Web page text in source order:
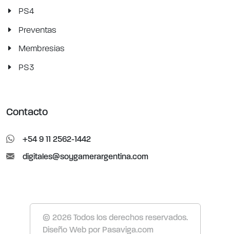
PS4
Preventas
Membresias
PS3
Contacto
+54 9 11 2562-1442
digitales@soygamerargentina.com
© 2026 Todos los derechos reservados.
Diseño Webpor Pasaviga.com